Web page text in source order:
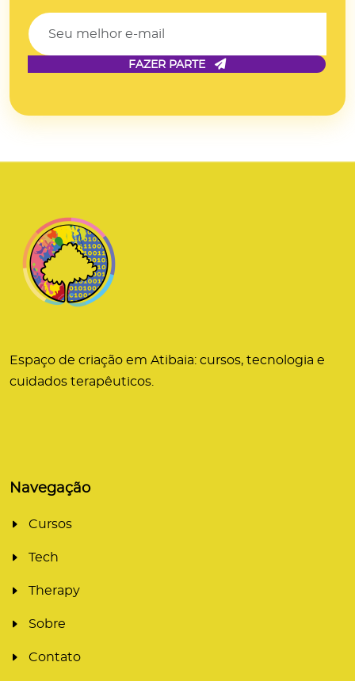
FAZER PARTE
Espaço de criação em Atibaia: cursos, tecnologia e
cuidados terapêuticos.
Navegação
Cursos
Tech
Therapy
Sobre
Contato